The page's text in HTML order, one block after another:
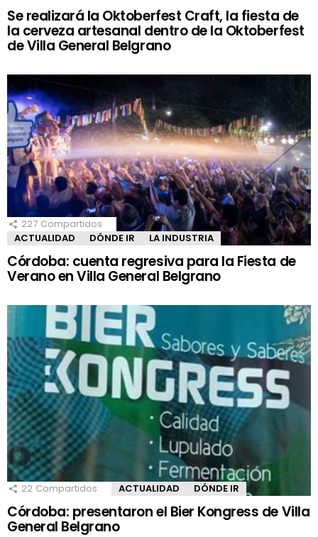
Se realizará la Oktoberfest Craft, la fiesta de
la cerveza artesanal dentro de la Oktoberfest
de Villa General Belgrano
227 Compartidos
ACTUALIDAD
DÓNDE IR LA INDUSTRIA
Córdoba: cuenta regresiva para la Fiesta de
Verano en Villa General Belgrano
22 Compartidos ACTUALIDAD DÓNDE IR
Córdoba: presentaron el Bier Kongress de Villa
General Belgrano